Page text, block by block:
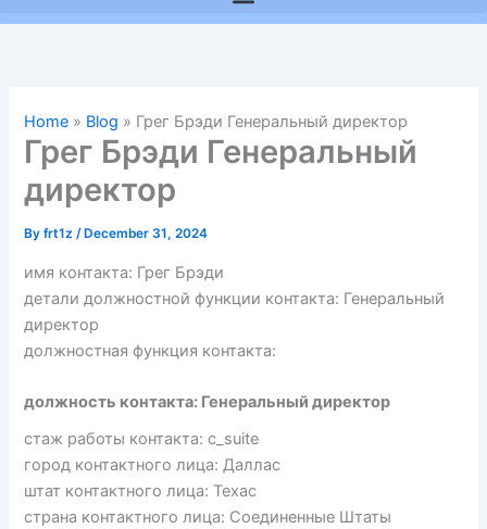
Home » Blog » Грег Брэди Генеральный директор
Грег Брэди Генеральный
директор
Byfrt1z/ December 31, 2024
имя контакта: Грег Брэди
детали должностной функции контакта: Генеральный
директор
должностная функция контакта:
должность контакта: Генеральный директор
стаж работы контакта: c_suite
город контактного лица: Даллас
штат контактного лица: Техас
страна контактного лица: Соединенные Штаты